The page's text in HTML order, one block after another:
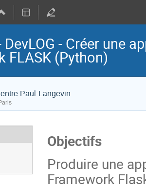
DevLOG - Créer une
FLASK (Python)
Paul-Langevin
Objectifs
Produire une
Framework